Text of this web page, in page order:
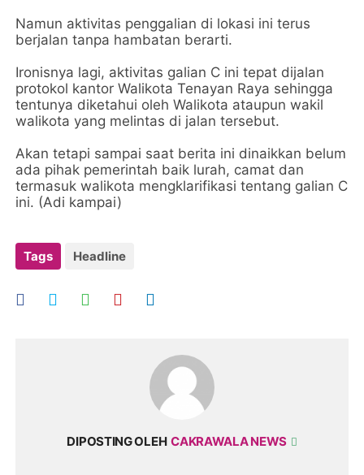
Namun aktivitas penggalian di lokasi ini terus
berjalan tanpa hambatan berarti.
Ironisnya lagi, aktivitas galian C ini tepat dijalan
protokol kantor Walikota Tenayan Raya sehingga
tentunya diketahui oleh Walikota ataupun wakil
walikota yang melintas di jalan tersebut.
Akan tetapi sampai saat berita ini dinaikkan belum
ada pihak pemerintah baik lurah, camat dan
termasuk walikota mengklarifikasi tentang galian C
ini. (Adi kampai)
Tags Headline
DIPOSTING OLEH CAKRAWALA NEWS